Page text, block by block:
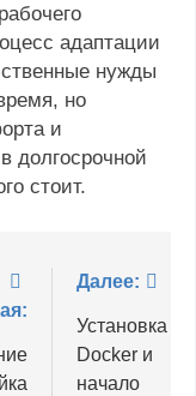
адаптации
нужды
но
и
долгосрочной
стоит.
Далее:
Установка
Docker и
начало